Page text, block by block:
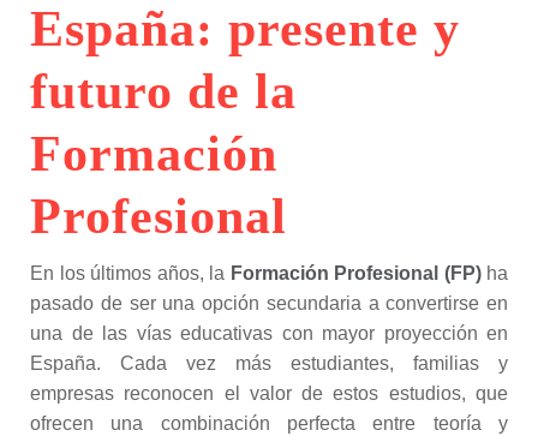
España: presente y
futuro de la
Formación
Profesional
En los últimos años, la Formación Profesional (FP)ha
pasado de ser una opción secundaria a convertirse en
una de las vías educativas con mayor proyección en
España. Cada vez más estudiantes, familias y
empresas reconocen el valor de estos estudios, que
ofrecen una combinación perfecta entre teoría y